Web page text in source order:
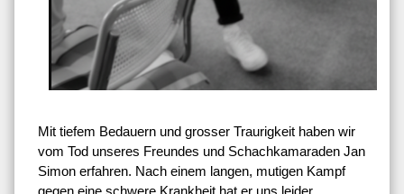
Mit tiefem Bedauern und grosser Traurigkeit haben wir
vom Tod unseres Freundes und Schachkamaraden Jan
Simon erfahren. Nach einem langen, mutigen Kampf